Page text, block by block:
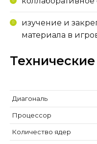
изучение и
материала в
Диагональ
Процессор
Количество ядер